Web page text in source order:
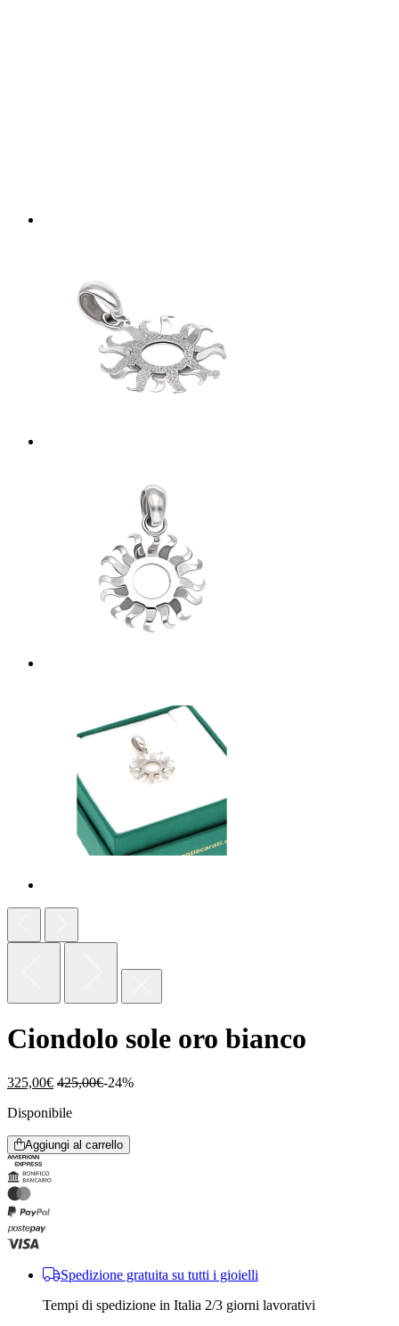
Ciondolo sole oro bianco
325,00€ 425,00€-24%
Disponibile
Aggiungi al carrello
Spedizione gratuita su tutti i gioielli
Tempi di spedizione in Italia 2/3 giorni lavorativi